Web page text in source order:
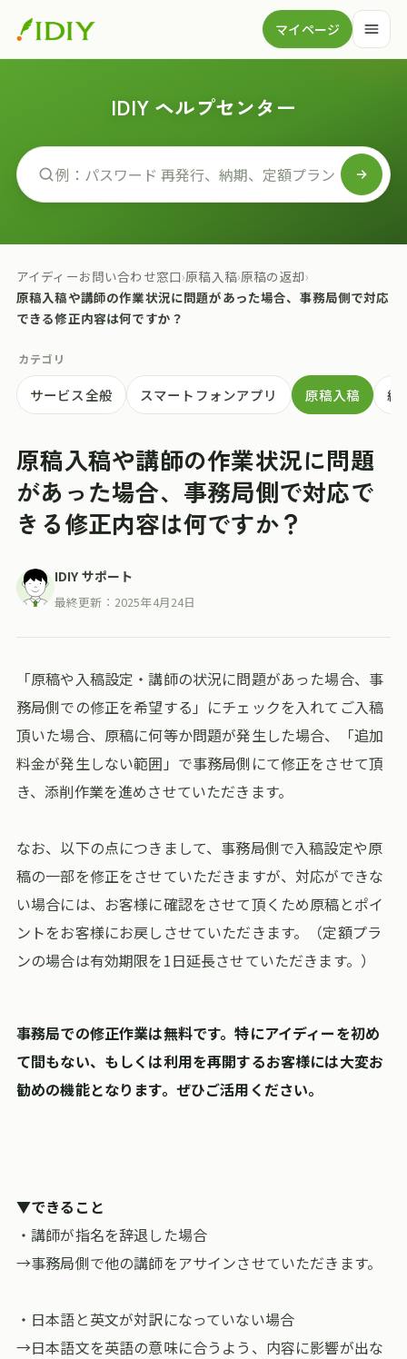
マイページ
IDIY ヘルプセンター
アイディーお問い合わせ窓口›原稿入稿›原稿の返却›
原稿入稿や講師の作業状況に問題があった場合、事務局側で対応
できる修正内容は何ですか？
カテゴリ
サービス全般 スマートフォンアプリ 原稿入稿 納
原稿入稿や講師の作業状況に問題
があった場合、事務局側で対応で
きる修正内容は何ですか？
IDIY サポート
最終更新： 2025年4月24日
「原稿や入稿設定・講師の状況に問題があった場合、事
務局側での修正を希望する」にチェックを入れてご入稿
頂いた場合、原稿に何等か問題が発生した場合、「追加
料金が発生しない範囲」で事務局側にて修正をさせて頂
き、添削作業を進めさせていただきます。
なお、以下の点につきまして、事務局側で入稿設定や原
稿の一部を修正をさせていただきますが、対応ができな
い場合には、お客様に確認をさせて頂くため原稿とポイ
ントをお客様にお戻しさせていただきます。（定額プラ
ンの場合は有効期限を1日延長させていただきます。）
事務局での修正作業は無料です。特にアイディーを初め
て間もない、もしくは利用を再開するお客様には大変お
勧めの機能となります。ぜひご活用ください。
▼できること
・講師が指名を辞退した場合
→事務局側で他の講師をアサインさせていただきます。
・日本語と英文が対訳になっていない場合
→日本語文を英語の意味に合うよう、内容に影響が出な